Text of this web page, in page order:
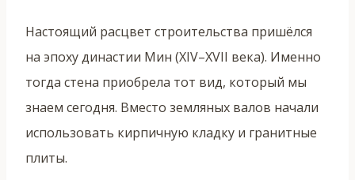
Настоящий расцвет строительства пришёлся
на эпоху династии Мин (XIV–XVII века). Именно
тогда стена приобрела тот вид, который мы
знаем сегодня. Вместо земляных валов начали
использовать кирпичную кладку и гранитные
плиты.